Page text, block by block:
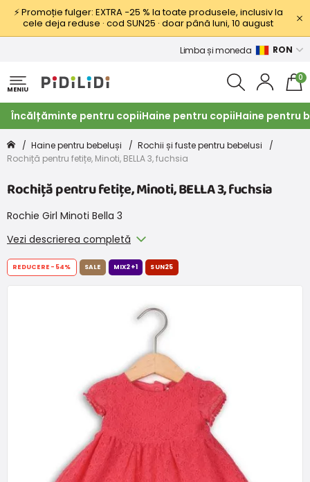
⚡ Promoție fulger: EXTRA −25 % la toate produsele, inclusiv la
cele deja reduse · cod SUN25 · doar până luni, 10 august
Limba și moneda RON
MENIU
0
Încălțăminte pentru copiiHaine pentru copiiHaine pentru
Haine pentru bebeluși
Rochii și fuste pentru bebelusi
Rochiță pentru fetițe, Minoti, BELLA 3, fuchsia
Rochiță pentru fetițe, Minoti, BELLA 3, fuchsia
Rochie Girl Minoti Bella 3
Vezi descrierea completă
REDUCERE -54% SALE MIX2+1 SUN25